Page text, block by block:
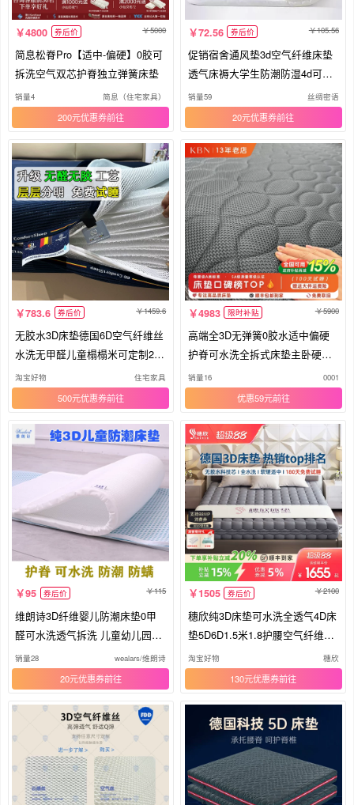
4800 券后价 5000
简息松脊Pro【适中-偏硬】0胶可
拆洗空气双芯护脊独立弹簧床垫
销量4 简息（住宅家具）
200元优惠券
72.56 券后价 105.56
促销宿舍通风垫3d空气纤维床垫
透气床褥大学生防潮防湿4d可水
洗
销量59 丝绸密语
20元优惠券
783.6 券后价 1459.6
无胶水3D床垫德国6D空气纤维丝
水洗无甲醛儿童榻榻米可定制2.2
米m
淘宝好物 住宅家具
500元优惠券
4983 限时补贴 5900
高端全3D无弹簧0胶水适中偏硬
护脊可水洗全拆式床垫主卧硬床
垫子
销量16 0001
优惠59元
95 券后价 115
维朗诗3D纤维婴儿防潮床垫0甲
醛可水洗透气拆洗 儿童幼儿园午
睡垫
销量28 wealars/维朗诗
20元优惠券
1505 券后价 2100
穗欣纯3D床垫可水洗全透气4D床
垫5D6D1.5米1.8护腰空气纤维席
梦思
淘宝好物 穗欣
130元优惠券